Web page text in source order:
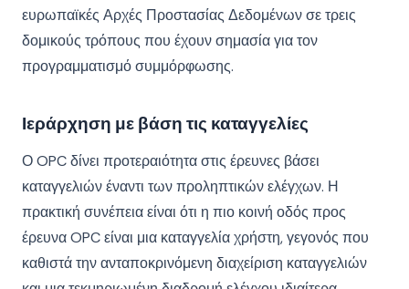
ευρωπαϊκές Αρχές Προστασίας Δεδομένων σε τρεις
δομικούς τρόπους που έχουν σημασία για τον
προγραμματισμό συμμόρφωσης.
Ιεράρχηση με βάση τις καταγγελίες
Ο OPC δίνει προτεραιότητα στις έρευνες βάσει
καταγγελιών έναντι των προληπτικών ελέγχων. Η
πρακτική συνέπεια είναι ότι η πιο κοινή οδός προς
έρευνα OPC είναι μια καταγγελία χρήστη, γεγονός που
καθιστά την ανταποκρινόμενη διαχείριση καταγγελιών